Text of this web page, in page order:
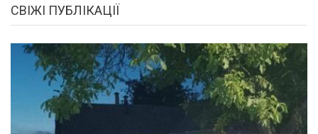
СВІЖІ ПУБЛІКАЦІЇ